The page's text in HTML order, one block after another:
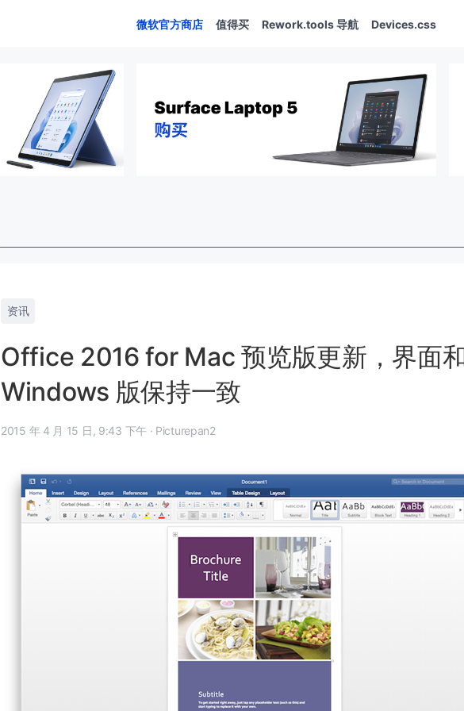
微软官方商店 值得买 Rework.tools 导航 Devices.css
资讯
Office 2016 for Mac 预览版更新，界面
Windows 版保持一致
2015 年 4 月 15 日, 9:43 下午 · Picturepan2